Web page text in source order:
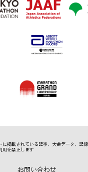
掲載されている記事、 大会データ、記
用を禁止します
お問い合わせ